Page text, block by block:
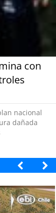
con
nacional
dañada